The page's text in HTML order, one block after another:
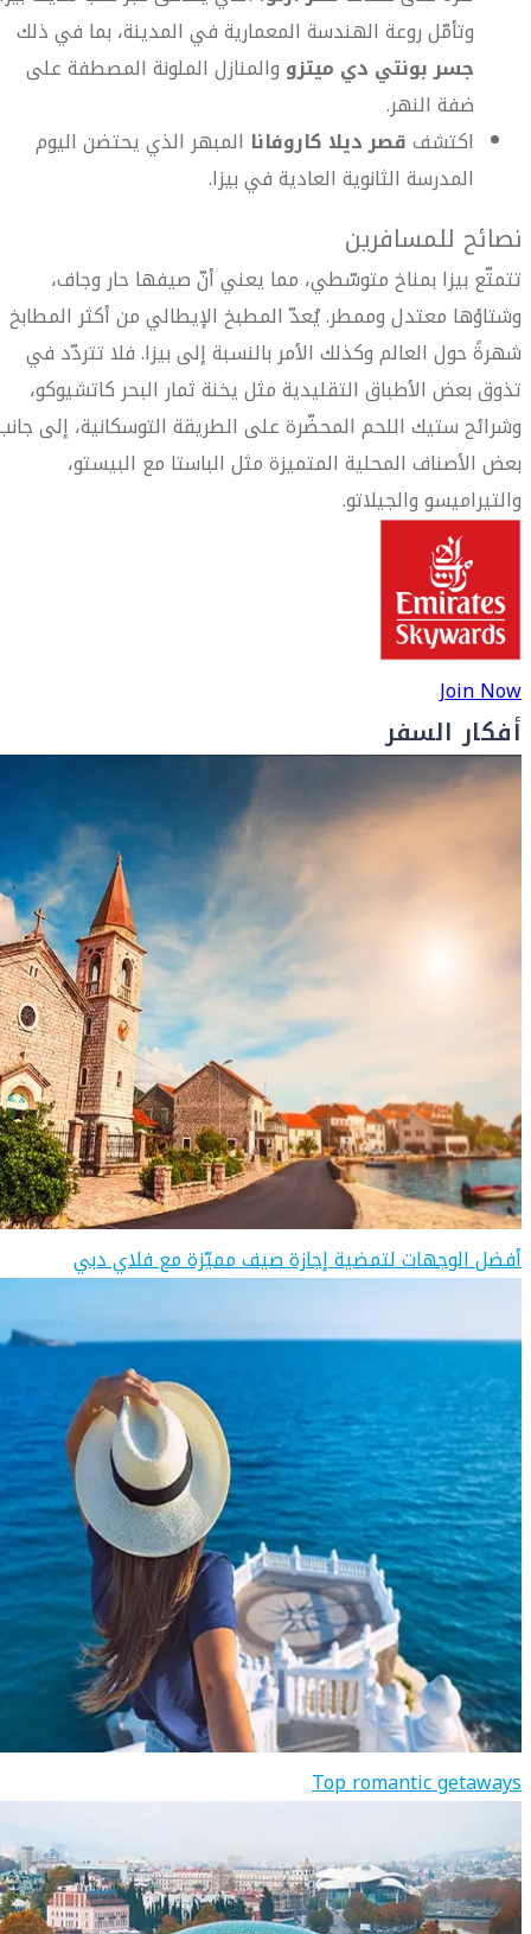
وتأمّل روعة الهندسة المعمارية في المدينة، بما في ذلك
جسر بونتي دي ميتزو والمنازل الملونة المصطفة على
ضفة النهر.
اكتشفقصر ديلا كاروفانا المبهر الذي يحتضن اليوم
المدرسة الثانوية العادية في بيزا.
نصائح للمسافرين
تتمتّع بيزا بمناخ متوسّطي، مما يعني أنّ صيفها حار وجاف،
وشتاؤها معتدل وممطر. يُعدّ المطبخ الإيطالي من أكثر المطابخ
شهرةً حول العالم وكذلك الأمر بالنسبة إلى بيزا. فلا تتردّد في
تذوق بعض الأطباق التقليدية مثل يخنة ثمار البحر كاتشيوكو،
وشرائح ستيك اللحم المحضّرة على الطريقة التوسكانية، إلى
بعض الأصناف المحلية المتميزة مثل الباستا مع البيستو،
والتيراميسو والجيلاتو.
Join Now
أفكار السفر
أفضل الوجهات لتمضية إجازة صيف مميّزة مع فلاي دبي
Top romantic getaways